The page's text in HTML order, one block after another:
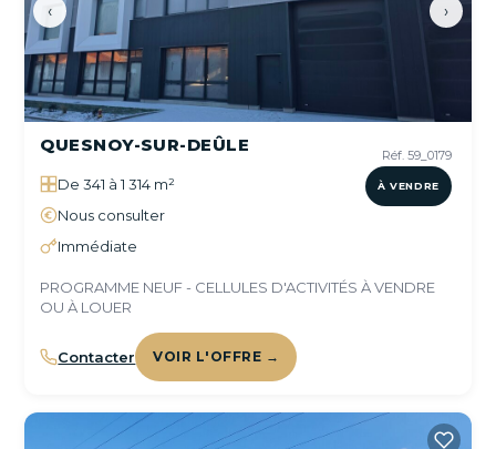
‹ ›
Réf. 59_0179
À VENDRE
QUESNOY-SUR-DEÛLE
De 341 à 1 314 m²
Nous consulter
Immédiate
PROGRAMME NEUF - CELLULES D'ACTIVITÉS À VENDRE
OU À LOUER
Contacter VOIR L'OFFRE →